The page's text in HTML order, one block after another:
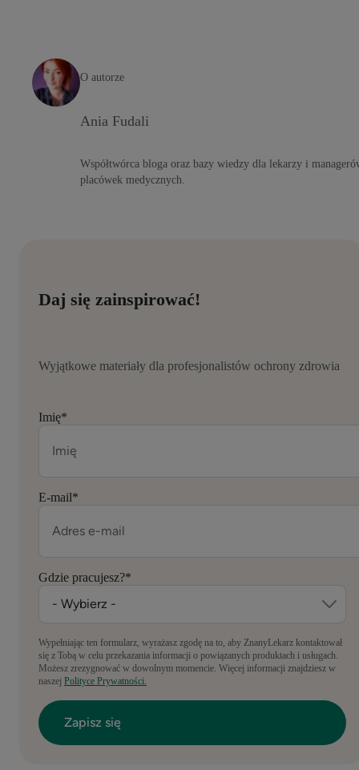
O autorze
Ania Fudali
Współtwórca bloga oraz bazy wiedzy dla lekarzy i
placówek medycznych.
Daj się zainspirować!
Wyjątkowe materiały dla profesjonalistów ochrony zdrowia
Imię*
E-mail*
Gdzie pracujesz?*
Wypełniając ten formularz, wyrażasz zgodę na to, aby ZnanyLekarz kontaktował
się z Tobą w celu przekazania informacji o powiązanych produktach i usługach.
Możesz zrezygnować w dowolnym momencie. Więcej informacji znajdziesz w
naszej Polityce Prywatności.